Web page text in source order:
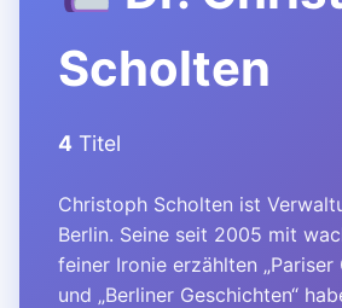
Scholten
4 Titel
Christoph Scholten ist
Berlin. Seine seit 2005 mit
feiner Ironie erzählten „Pariser
und „Berliner Geschichten“